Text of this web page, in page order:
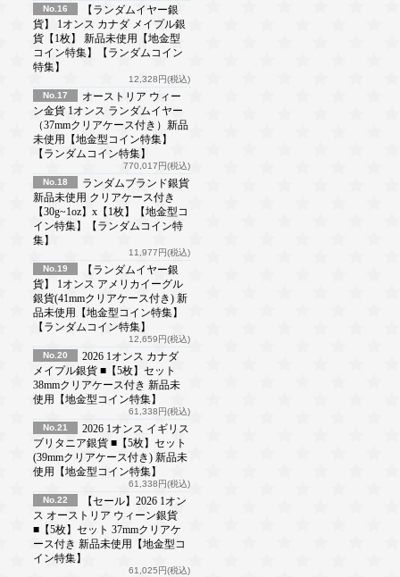
No.16
【ランダムイヤー銀
貨】 1オンス カナダ メイプル銀
貨【1枚】 新品未使用【地金型
コイン特集】【ランダムコイン
特集】
12,328円(税込)
No.17
オーストリア ウィー
ン金貨 1オンス ランダムイヤー
（37mmクリアケース付き）新品
未使用【地金型コイン特集】
【ランダムコイン特集】
770,017円(税込)
No.18
ランダムブランド銀貨
新品未使用 クリアケース付き
【30g~1oz】x【1枚】【地金型コ
イン特集】【ランダムコイン特
集】
11,977円(税込)
No.19
【ランダムイヤー銀
貨】 1オンス アメリカイーグル
銀貨(41mmクリアケース付き) 新
品未使用【地金型コイン特集】
【ランダムコイン特集】
12,659円(税込)
No.20
2026 1オンス カナダ
メイプル銀貨 ■【5枚】セット
38mmクリアケース付き 新品未
使用【地金型コイン特集】
61,338円(税込)
No.21
2026 1オンス イギリス
ブリタニア銀貨 ■【5枚】セット
(39mmクリアケース付き) 新品未
使用【地金型コイン特集】
61,338円(税込)
No.22
【セール】2026 1オン
ス オーストリア ウィーン銀貨
■【5枚】セット 37mmクリアケ
ース付き 新品未使用【地金型コ
イン特集】
61,025円(税込)